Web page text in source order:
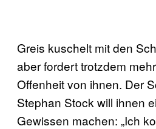
Greis kuschelt mit den
aber fordert trotzdem
Offenheit von ihnen. Der
Stephan Stock will ihnen
Gewissen machen: „Ich